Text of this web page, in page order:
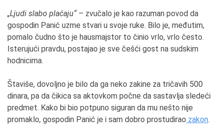
„Ljudi slabo plaćaju“– zvučalo je kao razuman povod da
gospodin Panić uzme stvari u svoje ruke. Bilo je, međutim,
pomalo čudno što je hausmajstor to činio vrlo, vrlo često.
Isterujući pravdu, postajao je sve češći gost na sudskim
hodnicima.
Štaviše, dovoljno je bilo da ga neko zakine za tričavih 500
dinara, pa da čikica sa aktovkom počne da sastavlja sledeći
predmet. Kako bi bio potpuno siguran da mu nešto nije
promaklo, gospodin Panić je i sam dobro prostudirao zakon.